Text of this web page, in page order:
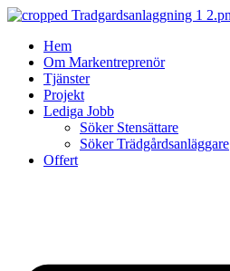
Skip
contentHem
Om Markentreprenör
Tjänster
Projekt
Lediga Jobb
Söker Stensättare
Söker Trädgårdsanläggare
Offert